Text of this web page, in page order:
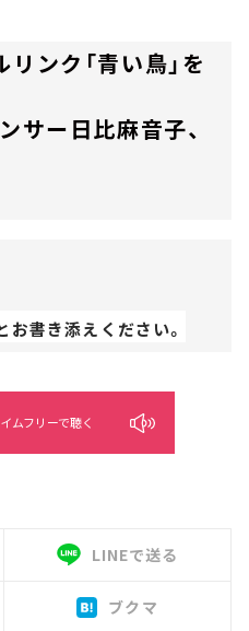
リンク「青い鳥」を
サー日比麻音子、
お書き添えください。
ムフリーで聴く
LINEで送る
ブクマ